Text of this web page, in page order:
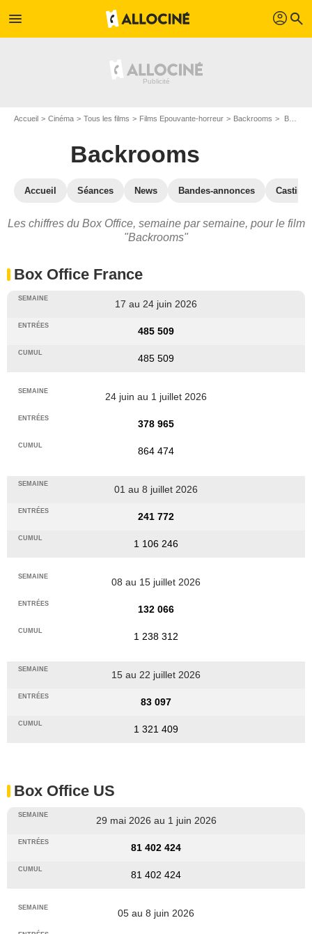
menu profil search
Accueil Cinéma Tous les films Films Epouvante-horreur Backrooms Backrooms : Box Office
Backrooms
Accueil Séances News Bandes-annonces Casting
Les chiffres du Box Office, semaine par semaine, pour le film
"Backrooms"
Box Office France
17 au 24 juin 2026
485 509
485 509
24 juin au 1 juillet 2026
378 965
864 474
01 au 8 juillet 2026
241 772
1 106 246
08 au 15 juillet 2026
132 066
1 238 312
15 au 22 juillet 2026
83 097
1 321 409
Box Office US
29 mai 2026 au 1 juin 2026
81 402 424
81 402 424
05 au 8 juin 2026